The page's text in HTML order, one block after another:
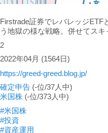
Firstrade証券でレバレッジETF
う地獄の様な戦略。併せてスキ
2
2022年04月 (1564日)
https://greed-greed.blog.jp/
確定申告 (-位/37人中)
米国株 (-位/373人中)
#米国株
#投資
#資産運用